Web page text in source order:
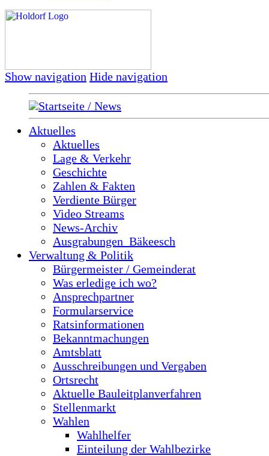
Show navigation Hide navigation
Startseite / News
Aktuelles
Aktuelles
Lage & Verkehr
Geschichte
Zahlen & Fakten
Verdiente Bürger
Video Streams
News-Archiv
Ausgrabungen_Bäkeesch
Verwaltung & Politik
Bürgermeister / Gemeinderat
Was erledige ich wo?
Ansprechpartner
Formularservice
Ratsinformationen
Bekanntmachungen
Amtsblatt
Ausschreibungen und Vergaben
Ortsrecht
Aktuelle Bauleitplanverfahren
Stellenmarkt
Wahlen
Wahlhelfer
Einteilung der Wahlbezirke